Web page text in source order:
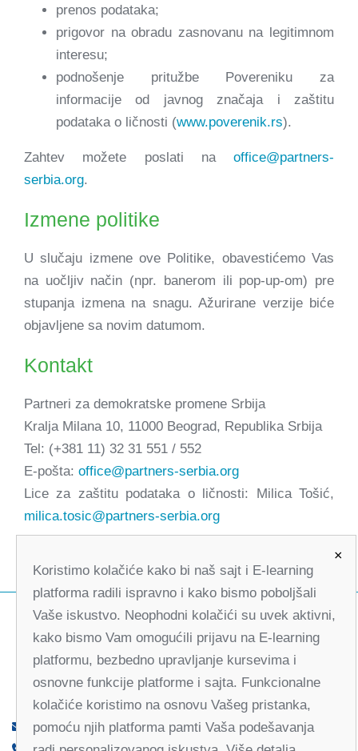
prenos podataka;
prigovor na obradu zasnovanu na legitimnom
interesu;
podnošenje pritužbe Povereniku za
informacije od javnog značaja i zaštitu
podataka o ličnosti (www.poverenik.rs).
Zahtev možete poslati na office@partners-
serbia.org.
Izmene politike
U slučaju izmene ove Politike, obavestićemo Vas
na uočljiv način (npr. banerom ili pop-up-om) pre
stupanja izmena na snagu. Ažurirane verzije biće
objavljene sa novim datumom.
Kontakt
Partneri za demokratske promene Srbija
Kralja Milana 10, 11000 Beograd, Republika Srbija
Tel: (+381 11) 32 31 551 / 552
E-pošta: office@partners-serbia.org
Lice za zaštitu podataka o ličnosti: Milica Tošić,
milica.tosic@partners-serbia.org
office@partners-serbia.org
×
Koristimo kolačiće kako bi naš sajt i E-learning
platforma radili ispravno i kako bismo poboljšali
Vaše iskustvo. Neophodni kolačići su uvek aktivni,
kako bismo Vam omogućili prijavu na E-learning
platformu, bezbedno upravljanje kursevima i
osnovne funkcije platforme i sajta. Funkcionalne
kolačiće koristimo na osnovu Vašeg pristanka,
pomoću njih platforma pamti Vaša podešavanja